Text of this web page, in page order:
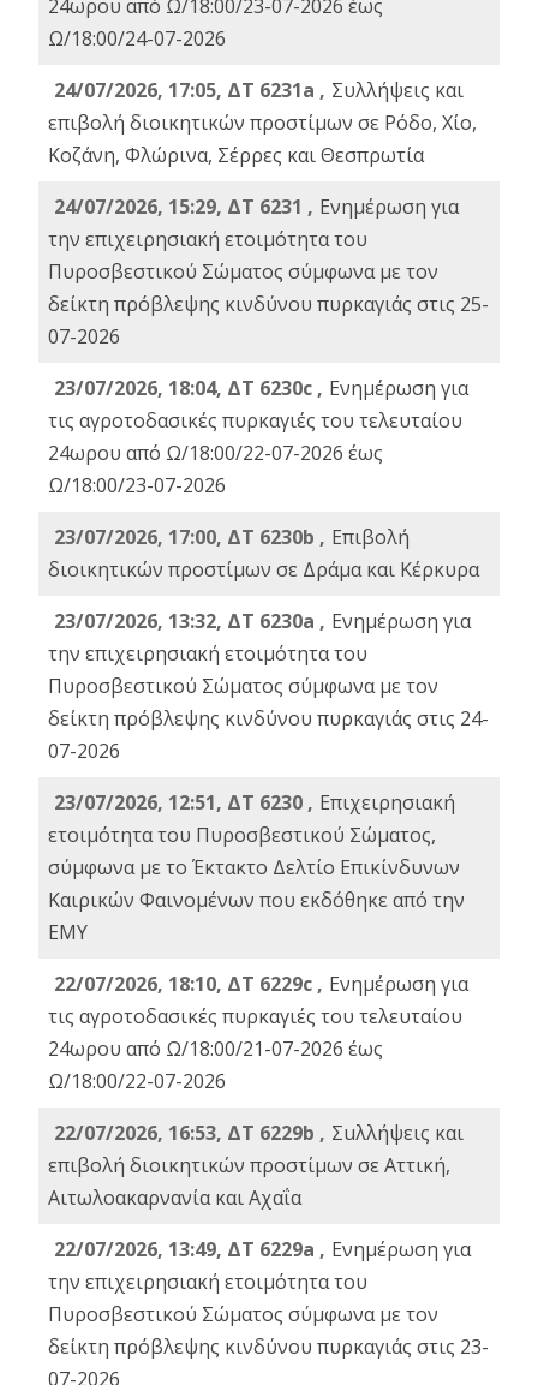
24ωρου από Ω/18:00/23-07-2026 έως
Ω/18:00/24-07-2026
24/07/2026, 17:05, ΔΤ 6231a , Συλλήψεις και
επιβολή διοικητικών προστίμων σε Ρόδο, Χίο,
Κοζάνη, Φλώρινα, Σέρρες και Θεσπρωτία
24/07/2026, 15:29, ΔΤ 6231 , Ενημέρωση για
την επιχειρησιακή ετοιμότητα του
Πυροσβεστικού Σώματος σύμφωνα με τον
δείκτη πρόβλεψης κινδύνου πυρκαγιάς στις 25-
07-2026
23/07/2026, 18:04, ΔΤ 6230c , Ενημέρωση για
τις αγροτοδασικές πυρκαγιές του τελευταίου
24ωρου από Ω/18:00/22-07-2026 έως
Ω/18:00/23-07-2026
23/07/2026, 17:00, ΔΤ 6230b , Επιβολή
διοικητικών προστίμων σε Δράμα και Κέρκυρα
23/07/2026, 13:32, ΔΤ 6230a , Ενημέρωση για
την επιχειρησιακή ετοιμότητα του
Πυροσβεστικού Σώματος σύμφωνα με τον
δείκτη πρόβλεψης κινδύνου πυρκαγιάς στις 24-
07-2026
23/07/2026, 12:51, ΔΤ 6230 , Επιχειρησιακή
ετοιμότητα του Πυροσβεστικού Σώματος,
σύμφωνα με το Έκτακτο Δελτίο Επικίνδυνων
Καιρικών Φαινομένων που εκδόθηκε από την
ΕΜΥ
22/07/2026, 18:10, ΔΤ 6229c , Ενημέρωση για
τις αγροτοδασικές πυρκαγιές του τελευταίου
24ωρου από Ω/18:00/21-07-2026 έως
Ω/18:00/22-07-2026
22/07/2026, 16:53, ΔΤ 6229b , Σuλλήψεις και
επιβολή διοικητικών προστίμων σε Αττική,
Αιτωλοακαρνανία και Αχαΐα
22/07/2026, 13:49, ΔΤ 6229a , Ενημέρωση για
την επιχειρησιακή ετοιμότητα του
Πυροσβεστικού Σώματος σύμφωνα με τον
δείκτη πρόβλεψης κινδύνου πυρκαγιάς στις 23-
07-2026